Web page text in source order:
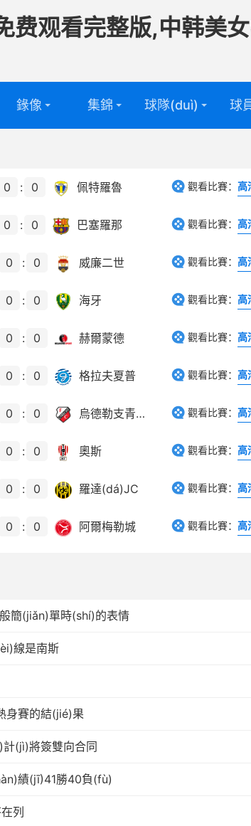
费观看完整版,中韩美
錄像 集錦 球隊(duì)
籃球球隊
球
籃球
0 : 0 佩特羅魯 觀看比賽：高
0 : 0 巴塞羅那 觀看比賽：高
0 : 0 威廉二世 觀看比賽：高
0 : 0 海牙 觀看比賽：高
0 : 0 赫爾蒙德 觀看比賽：高
0 : 0 格拉夫夏普 觀看比賽：高
0 : 0 烏德勒支青年隊(duì) 觀看比賽：高
0 : 0 奧斯 觀看比賽：高
0 : 0 羅達(dá)JC 觀看比賽：高
0 : 0 阿爾梅勒城 觀看比賽：高
簡(jiǎn)單時(shí)的表情
線是南斯
身賽的結(jié)果
(jì)將簽雙向合同
績(jī)41勝40負(fù)
列